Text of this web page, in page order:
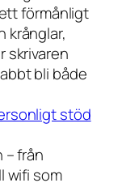
förmånligt
krånglar,
skrivaren
bli både
stöd
– från
wifi som